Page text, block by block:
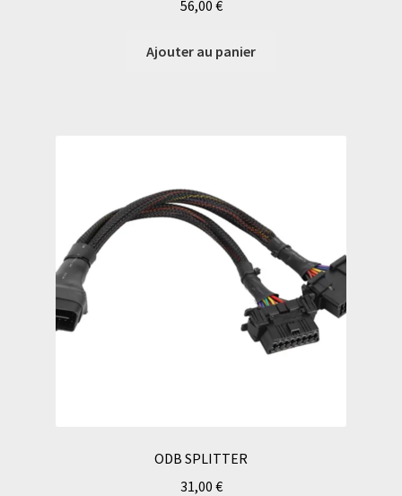
56,00 €
Ajouter au panier
ODB SPLITTER
31,00 €